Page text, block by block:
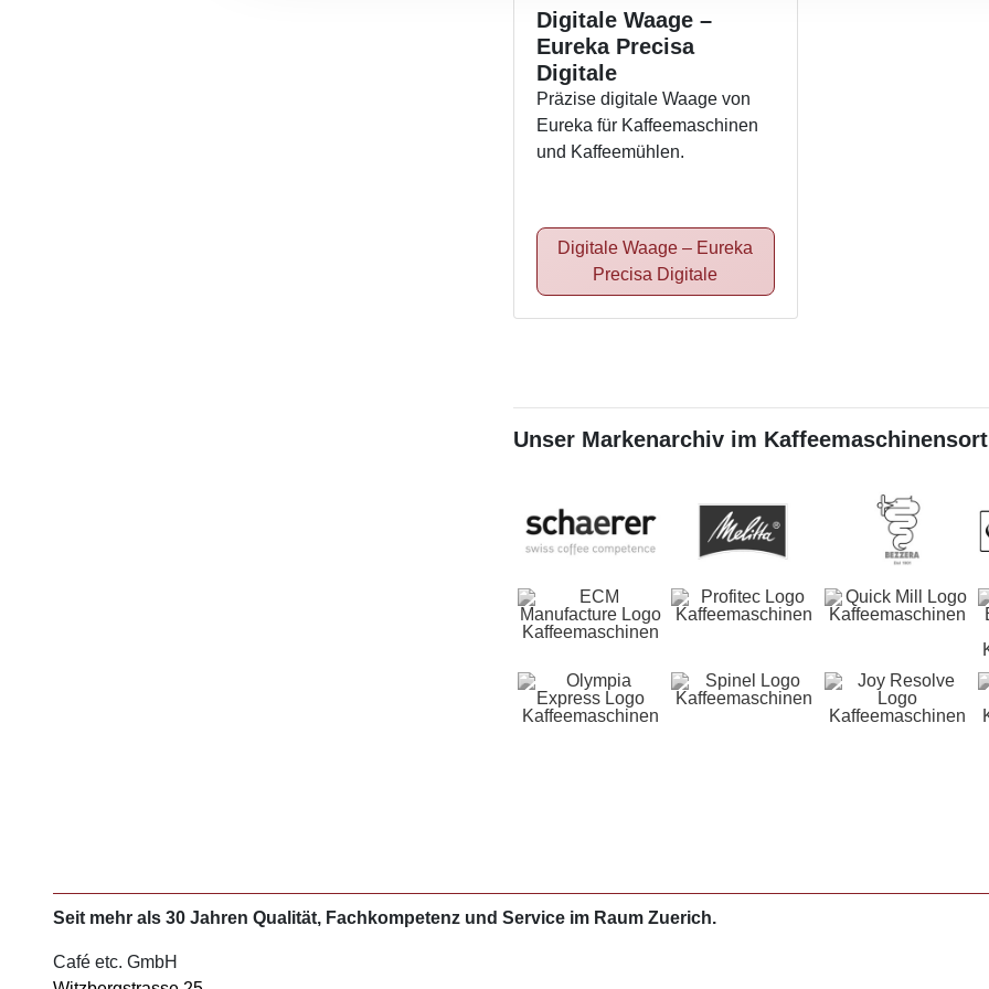
Digitale Waage –
Eureka Precisa
Digitale
Präzise digitale Waage von
Eureka für Kaffeemaschinen
und Kaffeemühlen.
Digitale Waage – Eureka
Precisa Digitale
Unser Markenarchiv im
Seit mehr als 30 Jahren Qualität, Fachkompetenz und Service im Raum Zuerich.
Café etc. GmbH